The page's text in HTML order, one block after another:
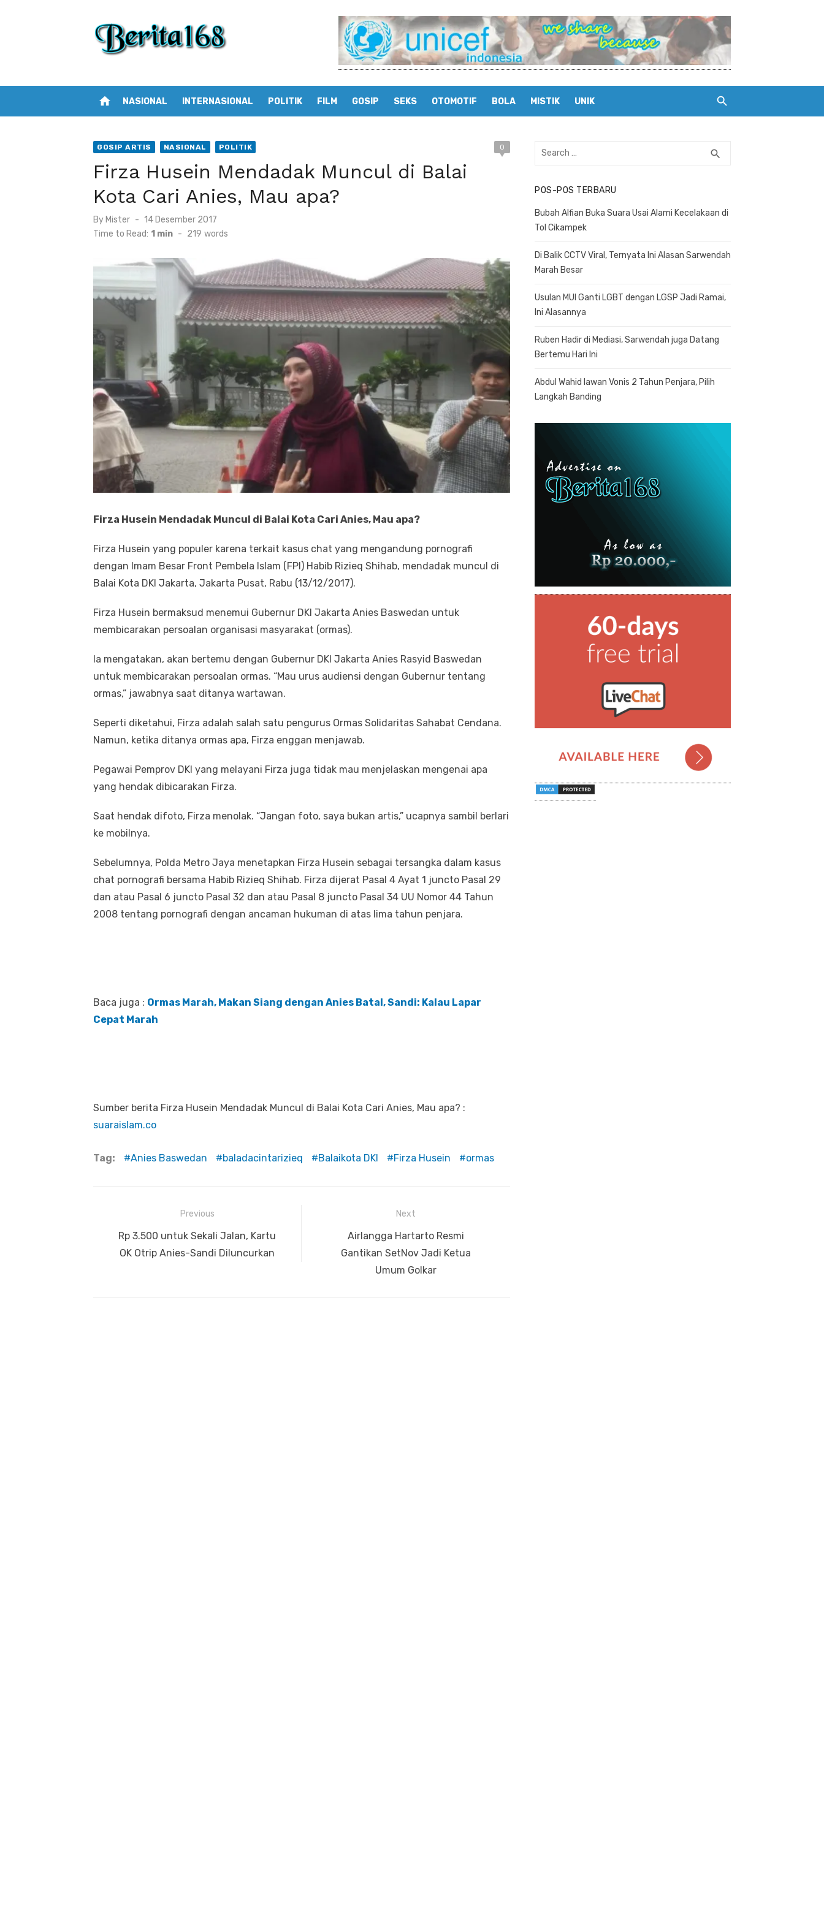
home NASIONAL INTERNASIONAL POLITIK FILM GOSIP SEKS OTOMOTIF BOLA MISTIK UNIK
GOSIP ARTIS NASIONAL POLITIK 0
Firza Husein Mendadak Muncul di Balai
Kota Cari Anies, Mau apa?
By Mister
Posted
on
14 Desember 2017
Time to Read: 1 min - 219 words
Firza Husein Mendadak Muncul di Balai Kota Cari Anies, Mau apa?
Firza Husein yang populer karena terkait kasus chat yang mengandung pornografi
dengan Imam Besar Front Pembela Islam (FPI) Habib Rizieq Shihab, mendadak muncul di
Balai Kota DKI Jakarta, Jakarta Pusat, Rabu (13/12/2017).
Firza Husein bermaksud menemui Gubernur DKI Jakarta Anies Baswedan untuk
membicarakan persoalan organisasi masyarakat (ormas).
Ia mengatakan, akan bertemu dengan Gubernur DKI Jakarta Anies Rasyid Baswedan
untuk membicarakan persoalan ormas. “Mau urus audiensi dengan Gubernur tentang
ormas,” jawabnya saat ditanya wartawan.
Seperti diketahui, Firza adalah salah satu pengurus Ormas Solidaritas Sahabat Cendana.
Namun, ketika ditanya ormas apa, Firza enggan menjawab.
Pegawai Pemprov DKI yang melayani Firza juga tidak mau menjelaskan mengenai apa
yang hendak dibicarakan Firza.
Saat hendak difoto, Firza menolak. “Jangan foto, saya bukan artis,” ucapnya sambil berlari
ke mobilnya.
Sebelumnya, Polda Metro Jaya menetapkan Firza Husein sebagai tersangka dalam kasus
chat pornografi bersama Habib Rizieq Shihab. Firza dijerat Pasal 4 Ayat 1 juncto Pasal 29
dan atau Pasal 6 juncto Pasal 32 dan atau Pasal 8 juncto Pasal 34 UU Nomor 44 Tahun
2008 tentang pornografi dengan ancaman hukuman di atas lima tahun penjara.
Baca juga : Ormas Marah, Makan Siang dengan Anies Batal, Sandi: Kalau Lapar
Cepat Marah
Sumber berita Firza Husein Mendadak Muncul di Balai Kota Cari Anies, Mau apa? :
suaraislam.co
Tag: Anies Baswedan baladacintarizieq Balaikota DKI Firza Husein ormas
Navigasi
pos
Previous
Previous
post:
Rp 3.500 untuk Sekali Jalan, Kartu
OK Otrip Anies-Sandi Diluncurkan
Next
Next
post:
Airlangga Hartarto Resmi
Gantikan SetNov Jadi Ketua
Umum Golkar
Search
search
POS-POS TERBARU
Bubah Alfian Buka Suara Usai Alami Kecelakaan di
Tol Cikampek
Di Balik CCTV Viral, Ternyata Ini Alasan Sarwendah
Marah Besar
Usulan MUI Ganti LGBT dengan LGSP Jadi Ramai,
Ini Alasannya
Ruben Hadir di Mediasi, Sarwendah juga Datang
Bertemu Hari Ini
Abdul Wahid lawan Vonis 2 Tahun Penjara, Pilih
Langkah Banding